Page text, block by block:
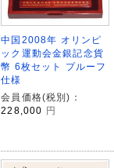
中国2008年 オリンピ
ック運動会金銀記念貨
幣 6枚セット プルーフ
仕様
会員価格(税別)：
228,000 円